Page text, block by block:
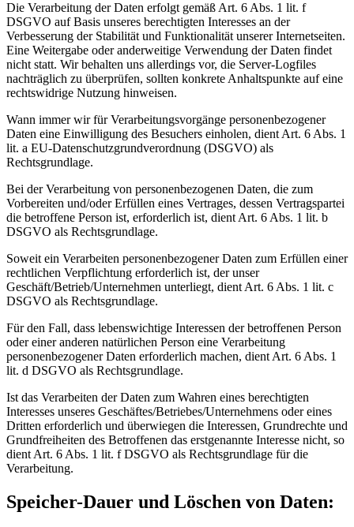
Die Verarbeitung der Daten erfolgt gemäß Art. 6 Abs. 1 lit. f
DSGVO auf Basis unseres berechtigten Interesses an der
Verbesserung der Stabilität und Funktionalität unserer Internetseiten.
Eine Weitergabe oder anderweitige Verwendung der Daten findet
nicht statt. Wir behalten uns allerdings vor, die Server-Logfiles
nachträglich zu überprüfen, sollten konkrete Anhaltspunkte auf eine
rechtswidrige Nutzung hinweisen.
Wann immer wir für Verarbeitungsvorgänge personenbezogener
Daten eine Einwilligung des Besuchers einholen, dient Art. 6 Abs. 1
lit. a EU-Datenschutzgrundverordnung (DSGVO) als
Rechtsgrundlage.
Bei der Verarbeitung von personenbezogenen Daten, die zum
Vorbereiten und/oder Erfüllen eines Vertrages, dessen Vertragspartei
die betroffene Person ist, erforderlich ist, dient Art. 6 Abs. 1 lit. b
DSGVO als Rechtsgrundlage.
Soweit ein Verarbeiten personenbezogener Daten zum Erfüllen einer
rechtlichen Verpflichtung erforderlich ist, der unser
Geschäft/Betrieb/Unternehmen unterliegt, dient Art. 6 Abs. 1 lit. c
DSGVO als Rechtsgrundlage.
Für den Fall, dass lebenswichtige Interessen der betroffenen Person
oder einer anderen natürlichen Person eine Verarbeitung
personenbezogener Daten erforderlich machen, dient Art. 6 Abs. 1
lit. d DSGVO als Rechtsgrundlage.
Ist das Verarbeiten der Daten zum Wahren eines berechtigten
Interesses unseres Geschäftes/Betriebes/Unternehmens oder eines
Dritten erforderlich und überwiegen die Interessen, Grundrechte und
Grundfreiheiten des Betroffenen das erstgenannte Interesse nicht, so
dient Art. 6 Abs. 1 lit. f DSGVO als Rechtsgrundlage für die
Verarbeitung.
Speicher-Dauer und Löschen von Daten: